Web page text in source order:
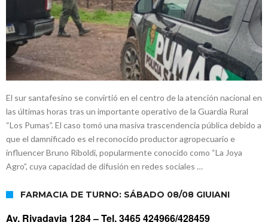
Vilela
El sur santafesino se convirtió en el centro de la atención nacional en
las últimas horas tras un importante operativo de la Guardia Rural
“Los Pumas”. El caso tomó una masiva trascendencia pública debido a
que el damnificado es el reconocido productor agropecuario e
influencer Bruno Riboldi, popularmente conocido como “La Joya
Agro”, cuya capacidad de difusión en redes sociales …
FARMACIA DE TURNO: SÁBADO 08/08 GIUIANI
Av. Rivadavia 1284 –Tel. 3465 424966/428459